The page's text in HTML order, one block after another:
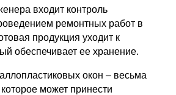
входит контроль
ремонтных работ в
продукция уходит к
обеспечивает ее хранение.
окон – весьма
может принести